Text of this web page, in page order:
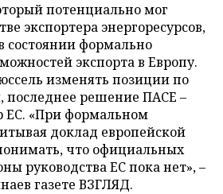
потенциально мог
экспортера энергоресурсов,
состоянии формально
экспорта в Европу.
изменять позиции по
последнее решение ПАСЕ –
ЕС. «При формальном
доклад европейской
что официальных
руководства ЕС пока нет», –
газете ВЗГЛЯД.